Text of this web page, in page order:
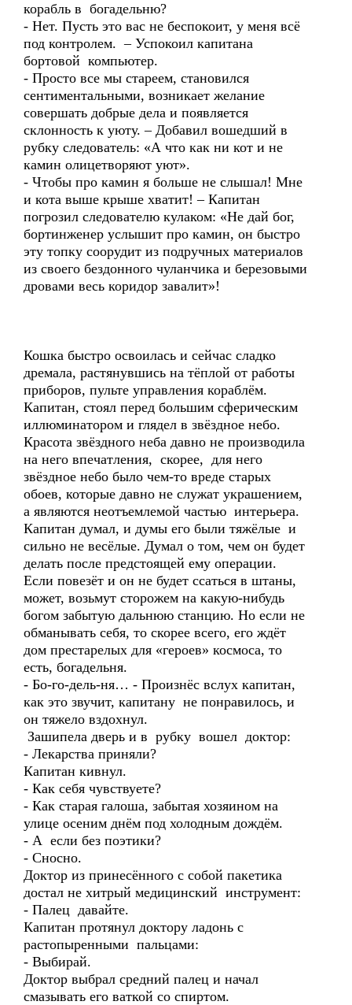
корабль в богадельню?
- Нет. Пусть это вас не беспокоит, у меня всё
под контролем. – Успокоил капитана
бортовой компьютер.
- Просто все мы стареем, становился
сентиментальными, возникает желание
совершать добрые дела и появляется
склонность к уюту. – Добавил вошедший в
рубку следователь: «А что как ни кот и не
камин олицетворяют уют».
- Чтобы про камин я больше не слышал! Мне
и кота выше крыше хватит! – Капитан
погрозил следователю кулаком: «Не дай бог,
бортинженер услышит про камин, он быстро
эту топку соорудит из подручных материалов
из своего бездонного чуланчика и березовыми
дровами весь коридор завалит»!
Кошка быстро освоилась и сейчас сладко
дремала, растянувшись на тёплой от работы
приборов, пульте управления кораблём.
Капитан, стоял перед большим сферическим
иллюминатором и глядел в звёздное небо.
Красота звёздного неба давно не производила
на него впечатления, скорее, для него
звёздное небо было чем-то вреде старых
обоев, которые давно не служат украшением,
а являются неотъемлемой частью интерьера.
Капитан думал, и думы его были тяжёлые и
сильно не весёлые. Думал о том, чем он будет
делать после предстоящей ему операции.
Если повезёт и он не будет ссаться в штаны,
может, возьмут сторожем на какую-нибудь
богом забытую дальнюю станцию. Но если не
обманывать себя, то скорее всего, его ждёт
дом престарелых для «героев» космоса, то
есть, богадельня.
- Бо-го-дель-ня… - Произнёс вслух капитан,
как это звучит, капитану не понравилось, и
он тяжело вздохнул.
Зашипела дверь и в рубку вошел доктор:
- Лекарства приняли?
Капитан кивнул.
- Как себя чувствуете?
- Как старая галоша, забытая хозяином на
улице осеним днём под холодным дождём.
- А если без поэтики?
- Сносно.
Доктор из принесённого с собой пакетика
достал не хитрый медицинский инструмент:
- Палец давайте.
Капитан протянул доктору ладонь с
растопыренными пальцами:
- Выбирай.
Доктор выбрал средний палец и начал
смазывать его ваткой со спиртом.